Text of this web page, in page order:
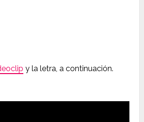
y la letra, a continuación.